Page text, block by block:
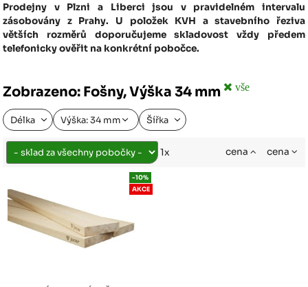
Prodejny v Plzni a Liberci jsou v pravidelném intervalu
zásobovány z Prahy. U položek KVH a stavebního řeziva
větších rozměrů doporučujeme skladovost vždy předem
telefonicky ověřit na konkrétní pobočce.
Zobrazeno: Fošny, Výška 34 mm vše
Délka Výška: 34 mm Šířka
1x cena cena
-10%
AKCE